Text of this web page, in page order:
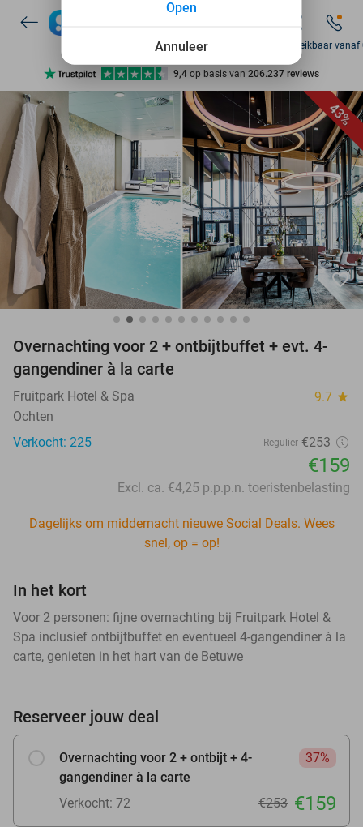
7 dagen per week beschikbaar
10+ miljoen leden
9,4 op basis van 206.237 reviews
Ontdek 15.000+ deals
7 dagen per week beschikbaar
10+ miljoen leden
Zo bereikbaar
43%
favorite_border
Overnachting voor 2 + ontbijtbuffet + evt. 4-
gangendiner à la carte
Fruitpark Hotel & Spa 9.7 star
Ochten
Verkocht: 225
Regulier €253
€159
Excl. ca. €4,25 p.p.p.n. toeristenbelasting
Dagelijks om middernacht nieuwe Social Deals. Wees
snel, op = op!
In het kort
Voor 2 personen: fijne overnachting bij Fruitpark Hotel &
Spa inclusief ontbijtbuffet en eventueel 4-gangendiner à la
carte, genieten in het hart van de Betuwe
Reserveer jouw deal
Overnachting voor 2 + ontbijt + 4-
gangendiner à la carte
37%
Verkocht: 72 €253 €159
Annuleer
Open